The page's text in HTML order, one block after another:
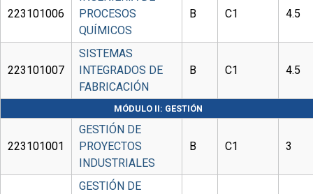
223101006
PROCESOS
QUÍMICOS
B C1 4.5
223101007
SISTEMAS
INTEGRADOS DE
FABRICACIÓN
B C1 4.5
MÓDULO II: GESTIÓN
223101001
GESTIÓN DE
PROYECTOS
INDUSTRIALES
B C1 3
GESTIÓN DE